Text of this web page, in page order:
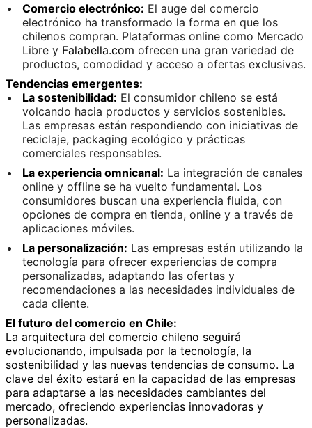
Comercio electrónico: El auge del comercio
electrónico ha transformado la forma en que los
chilenos compran. Plataformas online como Mercado
Libre y Falabella.com ofrecen una gran variedad de
productos, comodidad y acceso a ofertas exclusivas.
Tendencias emergentes:
La sostenibilidad: El consumidor chileno se está
volcando hacia productos y servicios sostenibles.
Las empresas están respondiendo con iniciativas de
reciclaje, packaging ecológico y prácticas
comerciales responsables.
La experiencia omnicanal: La integración de canales
online y offline se ha vuelto fundamental. Los
consumidores buscan una experiencia fluida, con
opciones de compra en tienda, online y a través de
aplicaciones móviles.
La personalización: Las empresas están utilizando la
tecnología para ofrecer experiencias de compra
personalizadas, adaptando las ofertas y
recomendaciones a las necesidades individuales de
cada cliente.
El futuro del comercio en Chile:
La arquitectura del comercio chileno seguirá
evolucionando, impulsada por la tecnología, la
sostenibilidad y las nuevas tendencias de consumo. La
clave del éxito estará en la capacidad de las empresas
para adaptarse a las necesidades cambiantes del
mercado, ofreciendo experiencias innovadoras y
personalizadas.